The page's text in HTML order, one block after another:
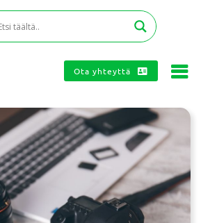
Ota yhteyttä